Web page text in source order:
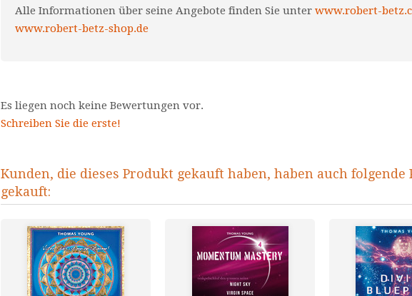
Alle Informationen über seine Angebote finden Sie unter www.robert-
www.robert-betz-shop.de
Es liegen noch keine Bewertungen vor.
Schreiben Sie die erste!
Kunden, die dieses Produkt gekauft haben, haben auch folgende
gekauft: